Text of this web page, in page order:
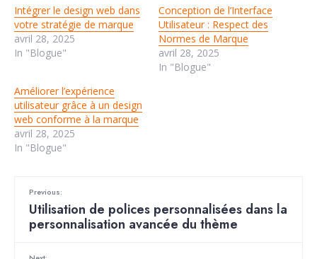
Intégrer le design web dans
votre stratégie de marque
avril 28, 2025
In "Blogue"
Conception de l’Interface
Utilisateur : Respect des
Normes de Marque
avril 28, 2025
In "Blogue"
Améliorer l’expérience
utilisateur grâce à un design
web conforme à la marque
avril 28, 2025
In "Blogue"
Previous:
Utilisation de polices personnalisées dans la
personnalisation avancée du thème